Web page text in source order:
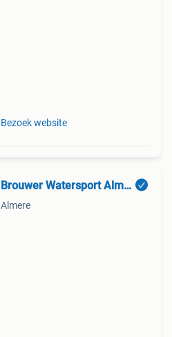
Bezoek website
Brouwer Watersport Almere
Almere